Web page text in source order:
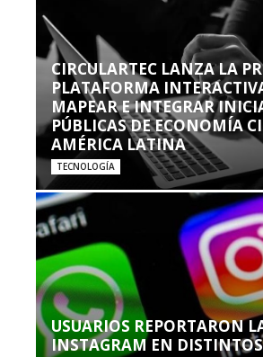
CIRCULARTEC LANZA LA
PLATAFORMA
MAPEAR E INTEGRAR
PÚBLICAS DE ECONOMÍA
AMÉRICA LATINA
TECNOLOGÍA
USUARIOS REPORTARON
INSTAGRAM EN DISTINTOS